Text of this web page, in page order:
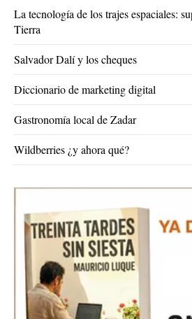
La tecnología de los trajes espaciales:
Tierra
Salvador Dalí y los cheques
Diccionario de marketing digital
Gastronomía local de Zadar
Wildberries ¿y ahora qué?